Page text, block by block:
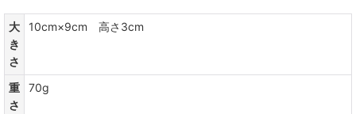
大
き
さ
10cm×9cm 高さ3cm
重
さ
70g